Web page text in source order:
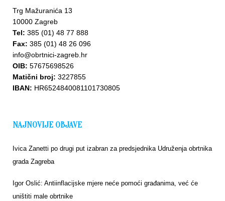
Trg Mažuranića 13
10000 Zagreb
Tel: 385 (01) 48 77 888
Fax: 385 (01) 48 26 096
info@obrtnici-zagreb.hr
OIB: 57675698526
Matični broj: 3227855
IBAN: HR6524840081101730805
NAJNOVIJE OBJAVE
Ivica Zanetti po drugi put izabran za predsjednika Udruženja obrtnika
grada Zagreba
Igor Oslić: Antiinflacijske mjere neće pomoći građanima, već će
uništiti male obrtnike